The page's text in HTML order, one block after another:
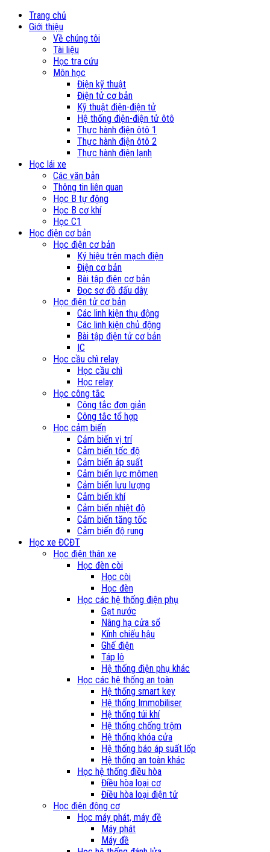
Trang chủ
Giới thiệu
Về chúng tôi
Tài liệu
Học tra cứu
Môn học
Điện kỹ thuật
Điện tử cơ bản
Kỹ thuật điện-điện tử
Hệ thống điện-điện tử ôtô
Thực hành điện ôtô 1
Thực hành điện ôtô 2
Thực hành điện lạnh
Học lái xe
Các văn bản
Thông tin liên quan
Học B tự động
Học B cơ khí
Học C1
Học điện cơ bản
Học điện cơ bản
Ký hiệu trên mạch điện
Điện cơ bản
Bài tập điện cơ bản
Đọc sơ đồ đấu dây
Học điện tử cơ bản
Các linh kiện thụ động
Các linh kiện chủ động
Bài tập điện tử cơ bản
IC
Học cầu chì relay
Học cầu chì
Học relay
Học công tắc
Công tắc đơn giản
Công tắc tổ hợp
Học cảm biến
Cảm biến vị trí
Cảm biến tốc độ
Cảm biến áp suất
Cảm biến lực mômen
Cảm biến lưu lượng
Cảm biến khí
Cảm biến nhiệt độ
Cảm biến tăng tốc
Cảm biến độ rung
Học xe ĐCĐT
Học điện thân xe
Học đèn còi
Học còi
Học đèn
Học các hệ thống điện phụ
Gạt nước
Nâng hạ cửa sổ
Kính chiếu hậu
Ghế điện
Táp lô
Hệ thống điện phụ khác
Học các hệ thống an toàn
Hệ thống smart key
Hệ thống Immobiliser
Hệ thống túi khí
Hệ thống chống trộm
Hệ thống khóa cửa
Hệ thống báo áp suất lốp
Hệ thống an toàn khác
Học hệ thống điều hòa
Điều hòa loại cơ
Điều hòa loại điện tử
Học điện động cơ
Học máy phát, máy đề
Máy phát
Máy đề